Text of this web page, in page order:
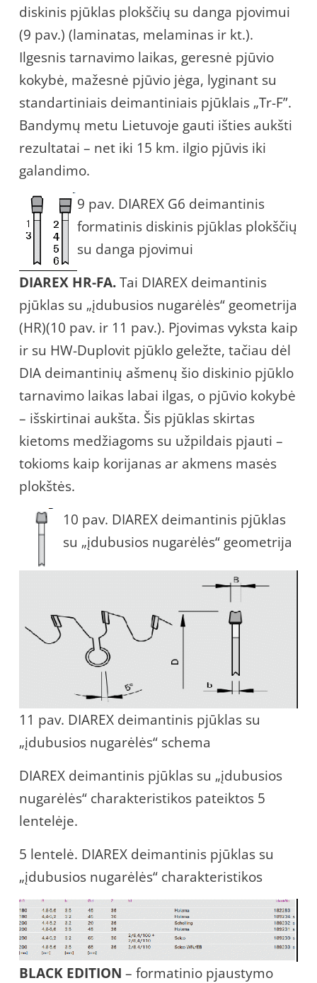
diskinis pjūklas plokščių su danga pjovimui
(9 pav.) (laminatas, melaminas ir kt.).
Ilgesnis tarnavimo laikas, geresnė pjūvio
kokybė, mažesnė pjūvio jėga, lyginant su
standartiniais deimantiniais pjūklais „Tr-F”.
Bandymų metu Lietuvoje gauti išties aukšti
rezultatai – net iki 15 km. ilgio pjūvis iki
galandimo.
9 pav. DIAREX G6 deimantinis
formatinis diskinis pjūklas plokščių
su danga pjovimui
DIAREX HR-FA.Tai DIAREX deimantinis
pjūklas su „įdubusios nugarėlės“ geometrija
(HR)(10 pav. ir 11 pav.). Pjovimas vyksta kaip
ir su HW-Duplovit pjūklo geležte, tačiau dėl
DIA deimantinių ašmenų šio diskinio pjūklo
tarnavimo laikas labai ilgas, o pjūvio kokybė
– išskirtinai aukšta. Šis pjūklas skirtas
kietoms medžiagoms su užpildais pjauti –
tokioms kaip korijanas ar akmens masės
plokštės.
10 pav. DIAREX deimantinis pjūklas
su „įdubusios nugarėlės“ geometrija
11 pav. DIAREX deimantinis pjūklas su
„įdubusios nugarėlės“ schema
DIAREX deimantinis pjūklas su „įdubusios
nugarėlės“ charakteristikos pateiktos 5
lentelėje.
5 lentelė. DIAREX deimantinis pjūklas su
„įdubusios nugarėlės“ charakteristikos
BLACK EDITION – formatinio pjaustymo